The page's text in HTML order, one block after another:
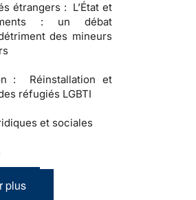
étrangers : L’État et
: un débat
des mineurs
: Réinstallation et
réfugiés LGBTI
et sociales
plus